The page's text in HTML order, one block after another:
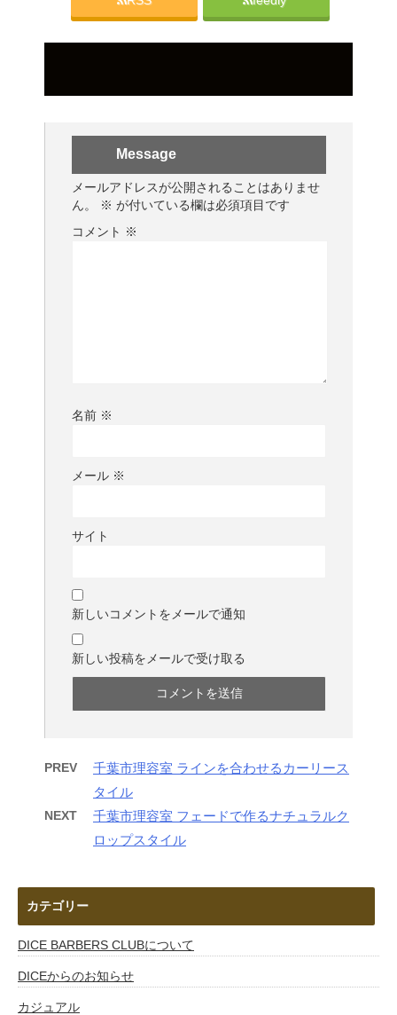
Message
メールアドレスが公開されることはありませ
ん。
※ が付いている欄は必須項目です
コメント ※
名前 ※
メール ※
サイト
新しいコメントをメールで通知
新しい投稿をメールで受け取る
PREV
千葉市理容室 ラインを合わせるカーリース
タイル
NEXT
千葉市理容室 フェードで作るナチュラルク
ロップスタイル
カテゴリー
DICE BARBERS CLUBについて
DICEからのお知らせ
カジュアル